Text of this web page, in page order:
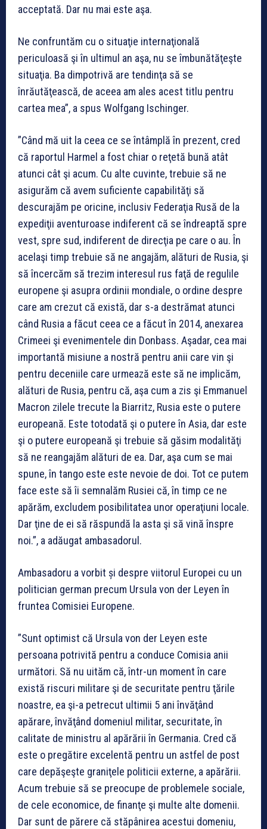
acceptată. Dar nu mai este aşa.
Ne confruntăm cu o situaţie internaţională
periculoasă şi în ultimul an aşa, nu se îmbunătăţeşte
situaţia. Ba dimpotrivă are tendinţa să se
înrăutăţească, de aceea am ales acest titlu pentru
cartea mea”, a spus Wolfgang Ischinger.
”Când mă uit la ceea ce se întâmplă în prezent, cred
că raportul Harmel a fost chiar o reţetă bună atât
atunci cât şi acum. Cu alte cuvinte, trebuie să ne
asigurăm că avem suficiente capabilităţi să
descurajăm pe oricine, inclusiv Federaţia Rusă de la
expediţii aventuroase indiferent că se îndreaptă spre
vest, spre sud, indiferent de direcţia pe care o au. În
acelaşi timp trebuie să ne angajăm, alături de Rusia, şi
să încercăm să trezim interesul rus faţă de regulile
europene şi asupra ordinii mondiale, o ordine despre
care am crezut că există, dar s-a destrămat atunci
când Rusia a făcut ceea ce a făcut în 2014, anexarea
Crimeei şi evenimentele din Donbass. Aşadar, cea mai
importantă misiune a nostră pentru anii care vin şi
pentru deceniile care urmează este să ne implicăm,
alături de Rusia, pentru că, aşa cum a zis şi Emmanuel
Macron zilele trecute la Biarritz, Rusia este o putere
europeană. Este totodată şi o putere în Asia, dar este
şi o putere europeană şi trebuie să găsim modalităţi
să ne reangajăm alături de ea. Dar, aşa cum se mai
spune, în tango este este nevoie de doi. Tot ce putem
face este să îi semnalăm Rusiei că, în timp ce ne
apărăm, excludem posibilitatea unor operaţiuni locale.
Dar ţine de ei să răspundă la asta şi să vină înspre
noi.”, a adăugat ambasadorul.
Ambasadoru a vorbit și despre viitorul Europei cu un
politician german precum Ursula von der Leyen în
fruntea Comisiei Europene.
”Sunt optimist că Ursula von der Leyen este
persoana potrivită pentru a conduce Comisia anii
următori. Să nu uităm că, într-un moment în care
există riscuri militare şi de securitate pentru ţările
noastre, ea şi-a petrecut ultimii 5 ani învăţând
apărare, învăţând domeniul militar, securitate, în
calitate de ministru al apărării în Germania. Cred că
este o pregătire excelentă pentru un astfel de post
care depăşeşte graniţele politicii externe, a apărării.
Acum trebuie să se preocupe de problemele sociale,
de cele economice, de finanţe şi multe alte domenii.
Dar sunt de părere că stăpânirea acestui domeniu,